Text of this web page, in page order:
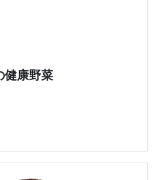
健康野菜